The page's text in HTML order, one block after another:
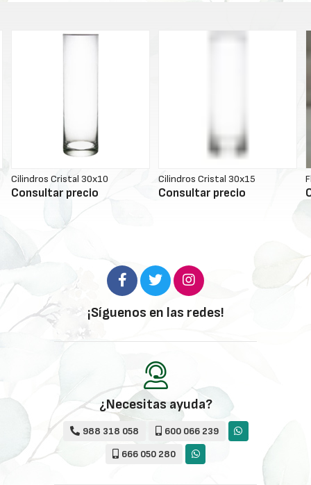
Cilindros Cristal 30x10
Consultar precio
Cilindros Cristal 30x15
Consultar precio
¡Síguenos en las redes!
¿Necesitas ayuda?
988 318 058
600 066 239
666 050 280